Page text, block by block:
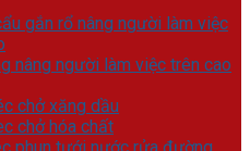
gắn rổ nâng người làm việc
nâng người làm việc trên cao
chở xăng dầu
chở hóa chất